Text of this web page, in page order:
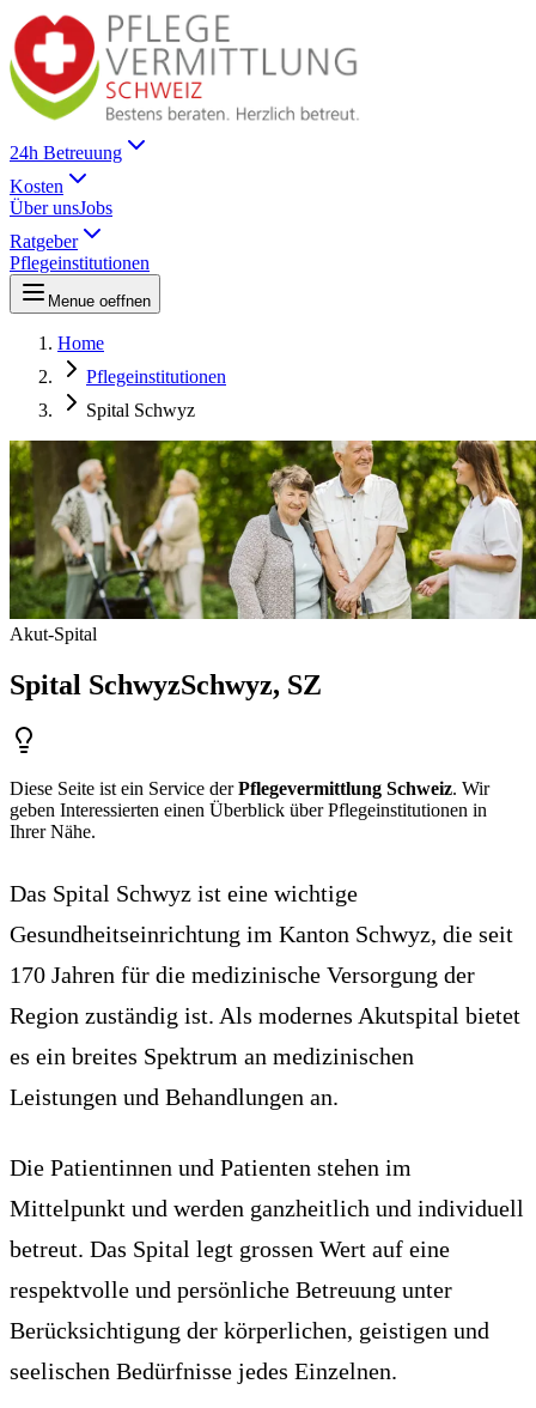
24h Betreuung
Kosten
Über unsJobs
Ratgeber
Pflegeinstitutionen
Menue oeffnen
Home
Pflegeinstitutionen
Spital Schwyz
Akut-Spital
Spital SchwyzSchwyz, SZ
Diese Seite ist ein Service derPflegevermittlung Schweiz. Wir
geben Interessierten einen Überblick über Pflegeinstitutionen in
Ihrer Nähe.
Das Spital Schwyz ist eine wichtige
Gesundheitseinrichtung im Kanton Schwyz, die seit
170 Jahren für die medizinische Versorgung der
Region zuständig ist. Als modernes Akutspital bietet
es ein breites Spektrum an medizinischen
Leistungen und Behandlungen an.
Die Patientinnen und Patienten stehen im
Mittelpunkt und werden ganzheitlich und individuell
betreut. Das Spital legt grossen Wert auf eine
respektvolle und persönliche Betreuung unter
Berücksichtigung der körperlichen, geistigen und
seelischen Bedürfnisse jedes Einzelnen.